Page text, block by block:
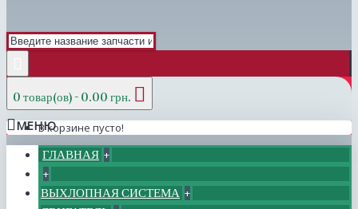
0 товар(ов) - 0.00 грн.
В корзине пусто!
МЕНЮ
ГЛАВНАЯ +
+
ВЫХЛОПНАЯ СИСТЕМА +